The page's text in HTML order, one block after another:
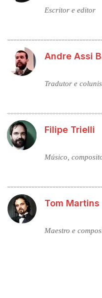
Escritor e editor
Andre Assi
Tradutor e
Filipe Trielli
Músico,
Tom Martins
Maestro e